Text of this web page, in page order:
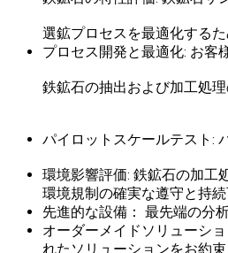
選鉱プロセスを最適化する
プロセス開発と最適化: お客
鉄鉱石の抽出および加工処
パイロットスケールテスト:
環境影響評価: 鉄鉱石の加工
環境規制の確実な遵守と持続
先進的な設備： 最先端の分
オーダーメイドソリューシ
れたソリューションをお約束